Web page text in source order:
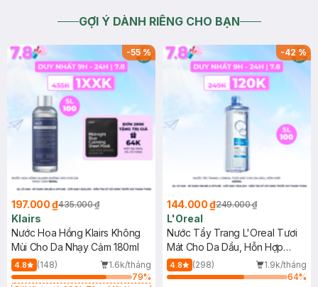
GỢI Ý DÀNH RIÊNG CHO BẠN
-55%
197.000 ₫435.000 ₫
Klairs
Nước Hoa Hồng Klairs Không
Mùi Cho Da Nhạy Cảm 180ml
4.8 (148)
1.6k/tháng
79%
-42%
144.000 ₫249.000 ₫
L'Oreal
Nước Tẩy Trang L'Oreal Tươi
Mát Cho Da Dầu, Hỗn Hợp
400ml
4.8 (298)
1.9k/tháng
64%